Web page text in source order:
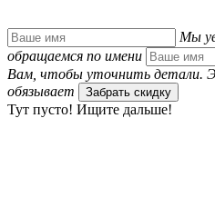
Мы
обращаемся по имени
Вам, чтобы уточнить детали.
обязывает
Забрать скидку
Тут пусто! Ищите дальше!